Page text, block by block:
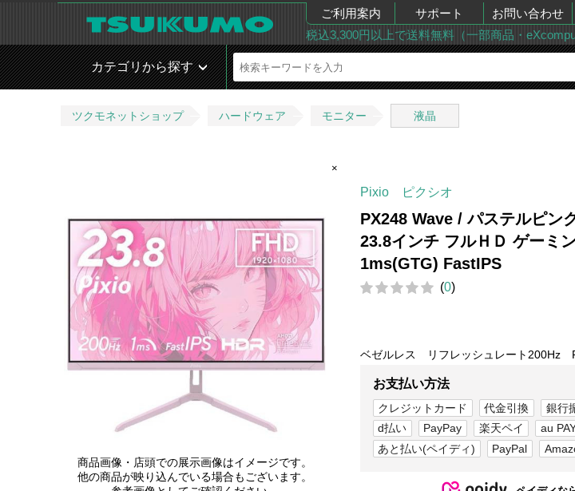
ご利用案内 サポート お問い合わせ
税込3,300円以上で送料無料（一部商品・
カテゴリから探す
ツクモネットショップ ハードウェア モニター 液晶
商品画像・店頭での展示画像はイメージです。
他の商品が映り込んでいる場合もございます。
×
Pixio ピクシオ
PX248 Wave / パステルピン
23.8インチ フルＨＤ ゲーミ
1ms(GTG) FastIPS
(0)
ベゼルレス リフレッシュレート200Hz
お支払い方法
クレジットカード 代金引換 銀行
d払い
PayPay 楽天ペイ au
あと払い(ペイディ)
PayPal